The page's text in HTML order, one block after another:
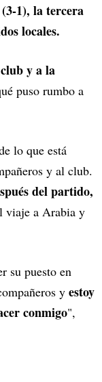
1), la tercera
locales.
y a la
puso rumbo a
lo que está
y al club.
del partido,
viaje a Arabia y
su puesto en
y estoy
conmigo",